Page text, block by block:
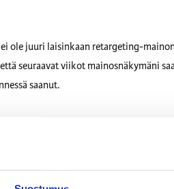
ole juuri laisinkaan retargeting-
seuraavat viikot mainosnäkymäni
saanut.
tuotannossa. Joka vuosi hän
vain tytöt leikkivät nukeilla